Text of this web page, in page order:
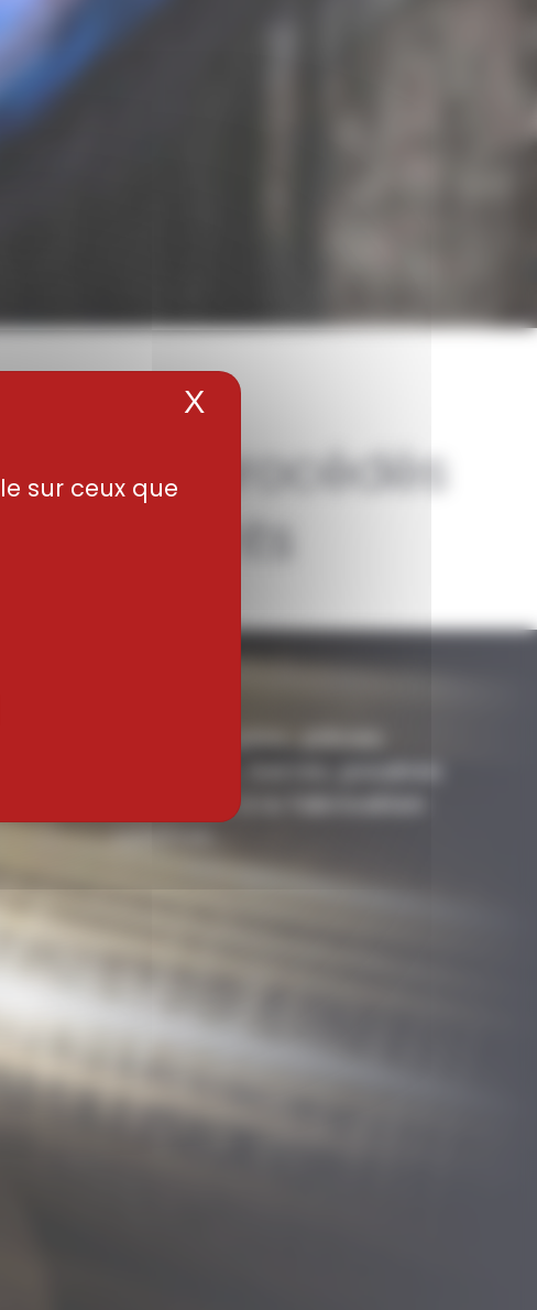
sur ceux que
X Masquer le bandeau
de procédés
exigeants
destinées à la fabrication
additive…​